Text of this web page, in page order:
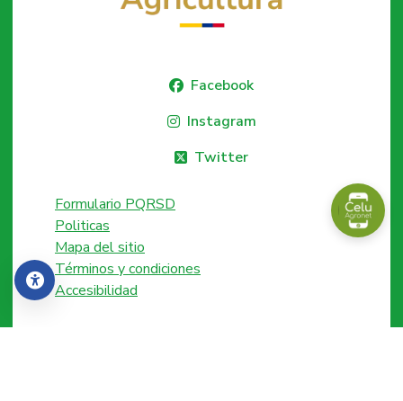
Accesibilidad
Facebook
Instagram
Twitter
Formulario PQRSD
Politicas
Mapa del sitio
Términos y condiciones
Accesibilidad